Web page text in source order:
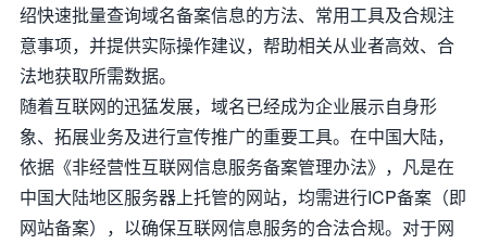
绍快速批量查询域名备案信息的方法、常用工具及合规注
意事项，并提供实际操作建议，帮助相关从业者高效、合
法地获取所需数据。
随着互联网的迅猛发展，域名已经成为企业展示自身形
象、拓展业务及进行宣传推广的重要工具。在中国大陆，
依据《非经营性互联网信息服务备案管理办法》，凡是在
中国大陆地区服务器上托管的网站，均需进行ICP备案（即
网站备案），以确保互联网信息服务的合法合规。对于网